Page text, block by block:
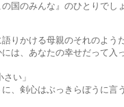
な』のひとりでしょ
母親のそれのようだ
幸せだって入ってるの
」
っきらぼうに言う。し